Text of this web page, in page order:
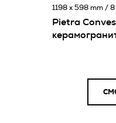
Pietra
1198 x 598 mm / 8